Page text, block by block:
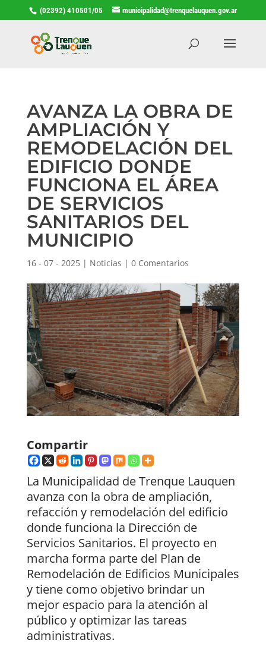
(02392) 410501/05 municipalidad@trenquelauquen.gov.ar
AVANZA LA OBRA DE
AMPLIACIÓN Y
REMODELACIÓN DEL
EDIFICIO DONDE
FUNCIONA EL ÁREA
DE SERVICIOS
SANITARIOS DEL
MUNICIPIO
16 - 07 - 2025| Noticias | 0 Comentarios
Compartir
La Municipalidad de Trenque Lauquen
avanza con la obra de ampliación,
refacción y remodelación del edificio
donde funciona la Dirección de
Servicios Sanitarios. El proyecto en
marcha forma parte del Plan de
Remodelación de Edificios Municipales
y tiene como objetivo brindar un
mejor espacio para la atención al
público y optimizar las tareas
administrativas.